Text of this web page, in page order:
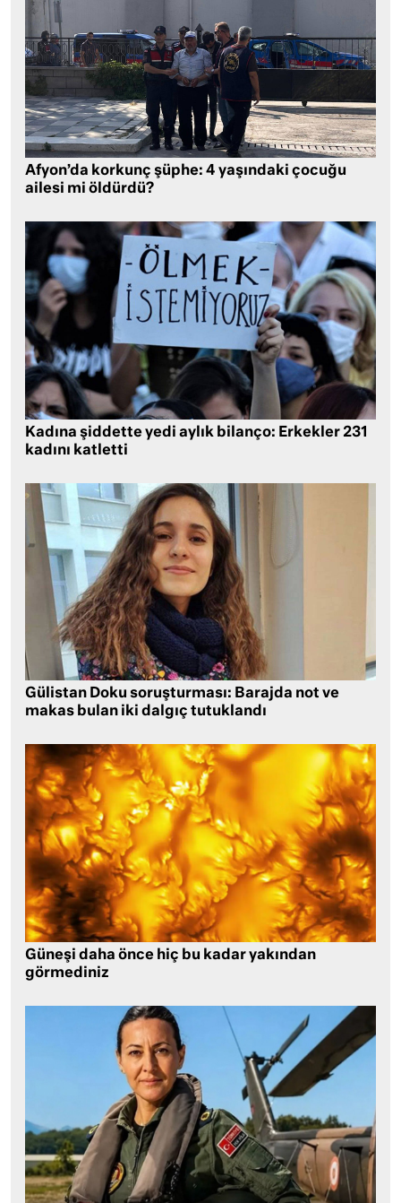
Afyon’da korkunç şüphe: 4 yaşındaki çocuğu
ailesi mi öldürdü?
Kadına şiddette yedi aylık bilanço: Erkekler 231
kadını katletti
Gülistan Doku soruşturması: Barajda not ve
makas bulan iki dalgıç tutuklandı
Güneşi daha önce hiç bu kadar yakından
görmediniz